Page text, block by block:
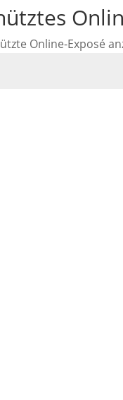
Online-Exposé